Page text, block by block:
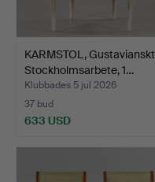
KARMSTOL, Gustavianskt
Stockholmsarbete, 1…
Klubbades 5 jul 2026
37 bud
633 USD